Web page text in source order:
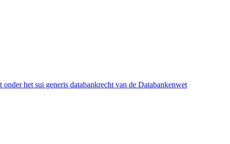
het sui generis databankrecht van de Databankenwet